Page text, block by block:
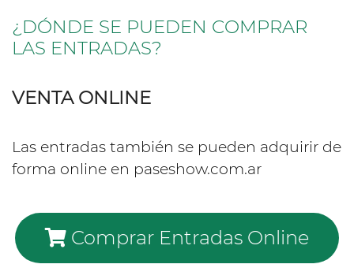
¿DÓNDE SE PUEDEN COMPRAR
LAS ENTRADAS?
VENTA ONLINE
Las entradas también se pueden adquirir de
forma online en paseshow.com.ar
Comprar Entradas Online